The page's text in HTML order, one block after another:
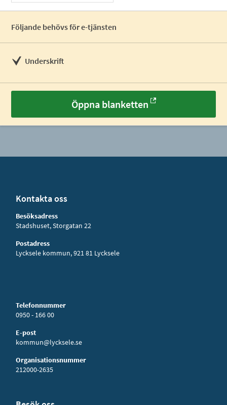
Följande behövs för e-tjänsten
Underskrift
Öppna blanketten
Kontakta oss
Besöksadress
Stadshuset, Storgatan 22
Postadress
Lycksele kommun, 921 81 Lycksele
Telefonnummer
0950 - 166 00
E-post
kommun@lycksele.se
Organisationsnummer
212000-2635